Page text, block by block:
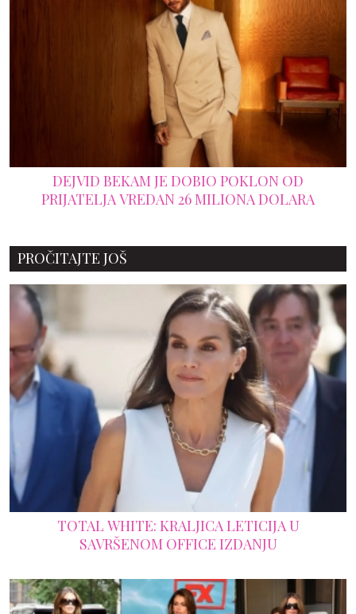
DEJVID BEKAM JE DOBIO POKLON OD
PRIJATELJA VREDAN 26 MILIONA DOLARA
PROČITAJTE JOŠ
TOTAL WHITE: KRALJICA LETICIJA U
SAVRŠENOM OFFICE IZDANJU